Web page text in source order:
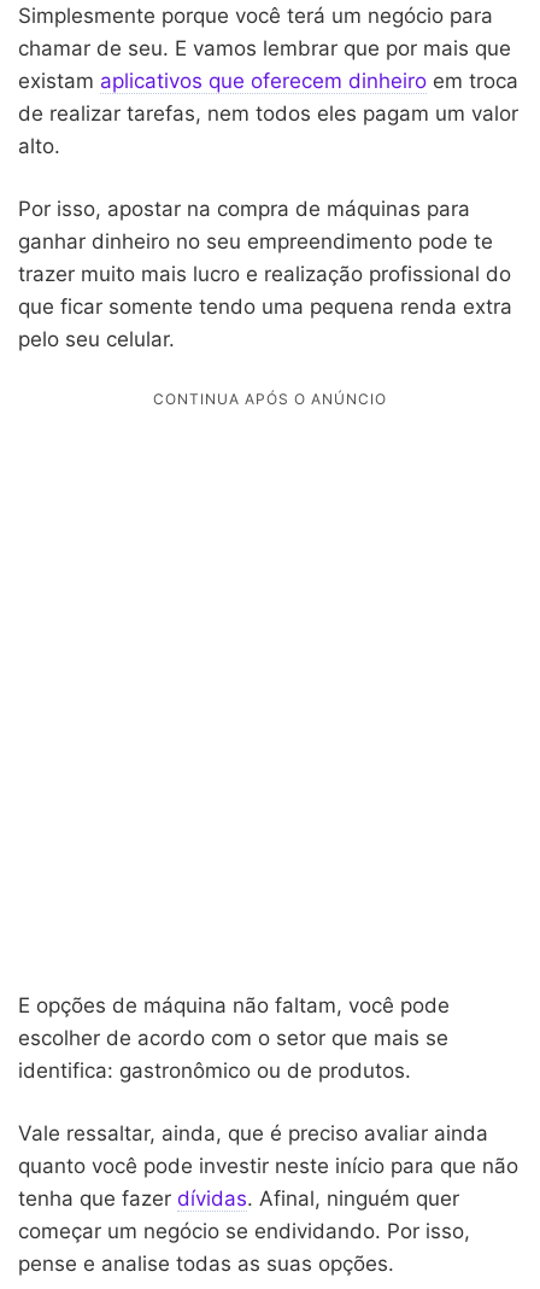
Simplesmente porque você terá um negócio para
chamar de seu. E vamos lembrar que por mais que
existam aplicativos que oferecem dinheiro em troca
de realizar tarefas, nem todos eles pagam um valor
alto.
Por isso, apostar na compra de máquinas para
ganhar dinheiro no seu empreendimento pode te
trazer muito mais lucro e realização profissional do
que ficar somente tendo uma pequena renda extra
pelo seu celular.
E opções de máquina não faltam, você pode
escolher de acordo com o setor que mais se
identifica: gastronômico ou de produtos.
Vale ressaltar, ainda, que é preciso avaliar ainda
quanto você pode investir neste início para que não
tenha que fazer dívidas. Afinal, ninguém quer
começar um negócio se endividando. Por isso,
pense e analise todas as suas opções.